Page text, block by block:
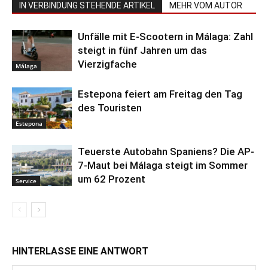
IN VERBINDUNG STEHENDE ARTIKEL MEHR VOM AUTOR
Málaga
Unfälle mit E-Scootern in Málaga: Zahl
steigt in fünf Jahren um das
Vierzigfache
Estepona
Estepona feiert am Freitag den Tag
des Touristen
Service
Teuerste Autobahn Spaniens? Die AP-
7-Maut bei Málaga steigt im Sommer
um 62 Prozent
HINTERLASSE EINE ANTWORT